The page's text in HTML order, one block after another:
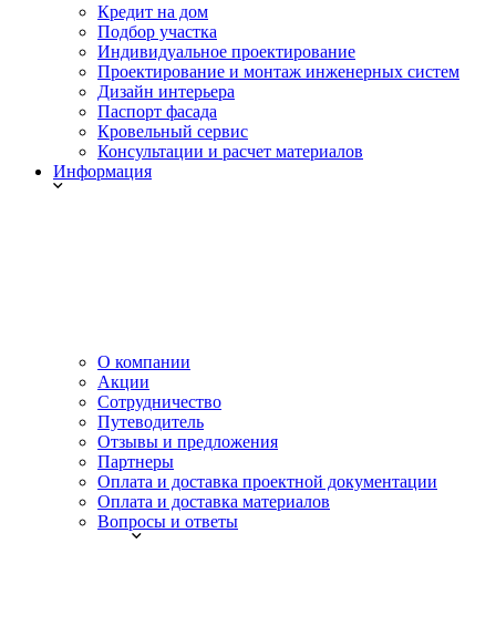
Кредит на дом
Подбор участка
Индивидуальное проектирование
Проектирование и монтаж инженерных систем
Дизайн интерьера
Паспорт фасада
Кровельный сервис
Консультации и расчет материалов
Информация
О компании
Акции
Сотрудничество
Путеводитель
Отзывы и предложения
Партнеры
Оплата и доставка проектной документации
Оплата и доставка материалов
Вопросы и ответы